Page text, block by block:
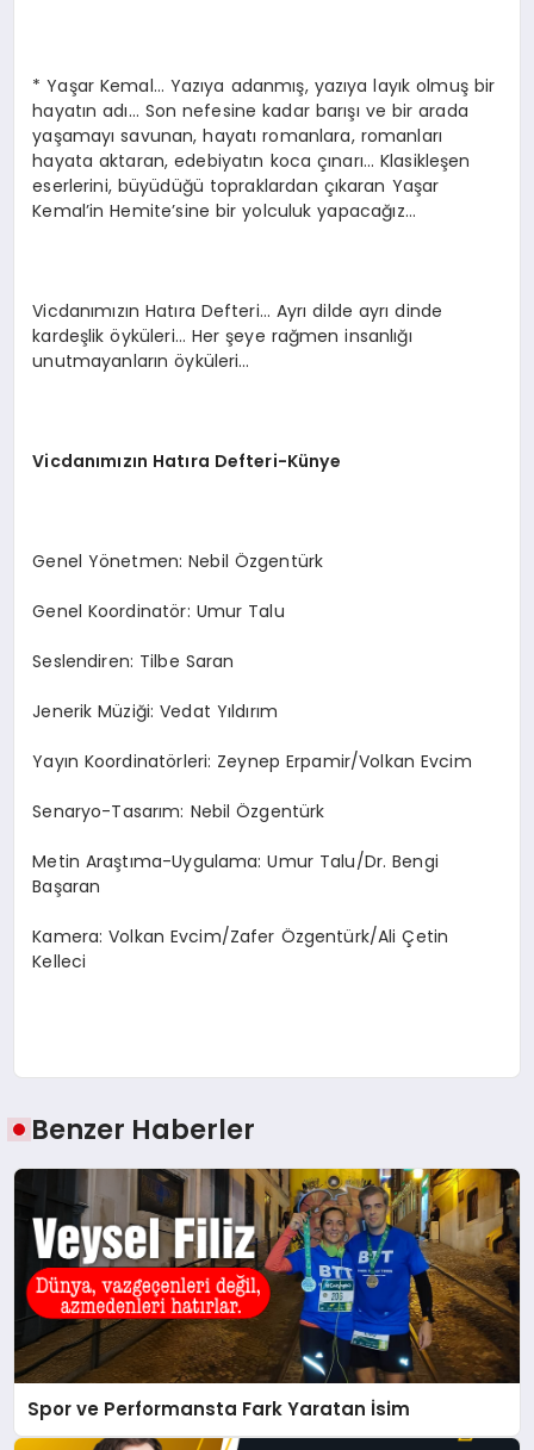
* Yaşar Kemal… Yazıya adanmış, yazıya layık olmuş bir
hayatın adı… Son nefesine kadar barışı ve bir arada
yaşamayı savunan, hayatı romanlara, romanları
hayata aktaran, edebiyatın koca çınarı… Klasikleşen
eserlerini, büyüdüğü topraklardan çıkaran Yaşar
Kemal’in Hemite’sine bir yolculuk yapacağız…
Vicdanımızın Hatıra Defteri… Ayrı dilde ayrı dinde
kardeşlik öyküleri… Her şeye rağmen insanlığı
unutmayanların öyküleri…
Vicdanımızın Hatıra Defteri-Künye
Genel Yönetmen: Nebil Özgentürk
Genel Koordinatör: Umur Talu
Seslendiren: Tilbe Saran
Jenerik Müziği: Vedat Yıldırım
Yayın Koordinatörleri: Zeynep Erpamir/Volkan Evcim
Senaryo-Tasarım: Nebil Özgentürk
Metin Araştıma-Uygulama: Umur Talu/Dr. Bengi
Başaran
Kamera: Volkan Evcim/Zafer Özgentürk/Ali Çetin
Kelleci
Benzer Haberler
Spor ve Performansta Fark Yaratan İsim